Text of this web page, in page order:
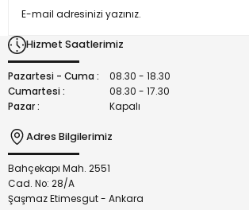
Ürün açıklamasında eksik bilgiler bulunuyor.
Bu ürüne benzer farklı alternatifler olmalı.
Hizmet Saatlerimiz
Pazartesi - Cuma :
08.30 - 18.30
Cumartesi :
08.30 - 17.30
Pazar :
Kapalı
Adres Bilgilerimiz
Bahçekapı Mah. 2551
Cad. No: 28/A
Şaşmaz Etimesgut - Ankara